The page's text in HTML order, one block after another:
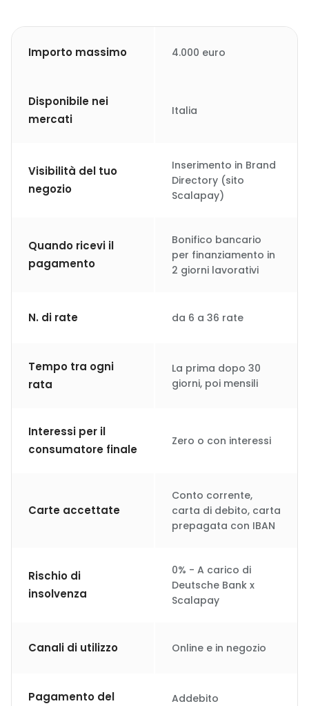
Importo massimo 4.000 euro
Disponibile nei
mercati
Italia
Visibilità del tuo
negozio
Inserimento in Brand
Directory (sito
Scalapay)
Quando ricevi il
pagamento
Bonifico bancario
per finanziamento in
2 giorni lavorativi
N. di rate da 6 a 36 rate
Tempo tra ogni
rata
La prima dopo 30
giorni, poi mensili
Interessi per il
consumatore finale
Zero o con interessi
Carte accettate
Conto corrente,
carta di debito, carta
prepagata con IBAN
Rischio di
insolvenza
0% - A carico di
Deutsche Bank x
Scalapay
Canali di utilizzo Online e in negozio
Pagamento del
Addebito